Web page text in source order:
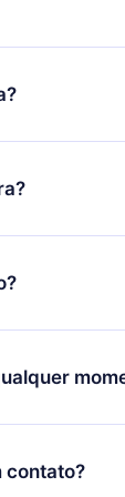
a
basta
até 7 dias
do próximo
mensal
será
acesso a
e
aplicativo
do
não
contato?